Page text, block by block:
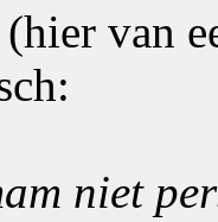
van
niet